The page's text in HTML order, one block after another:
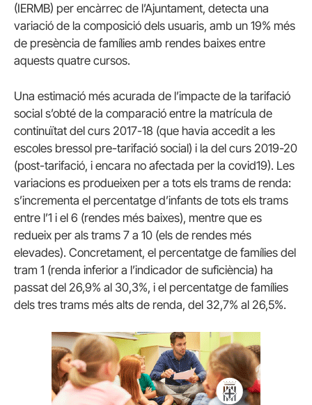
(IERMB) per encàrrec de l’Ajuntament, detecta una
variació de la composició dels usuaris, amb un 19% més
de presència de famílies amb rendes baixes entre
aquests quatre cursos.
Una estimació més acurada de l’impacte de la tarifació
social s’obté de la comparació entre la matrícula de
continuïtat del curs 2017-18 (que havia accedit a les
escoles bressol pre-tarifació social) i la del curs 2019-20
(post-tarifació, i encara no afectada per la covid19). Les
variacions es produeixen per a tots els trams de renda:
s’incrementa el percentatge d’infants de tots els trams
entre l’1 i el 6 (rendes més baixes), mentre que es
redueix per als trams 7 a 10 (els de rendes més
elevades). Concretament, el percentatge de famílies del
tram 1 (renda inferior a l’indicador de suficiència) ha
passat del 26,9% al 30,3%, i el percentatge de famílies
dels tres trams més alts de renda, del 32,7% al 26,5%.